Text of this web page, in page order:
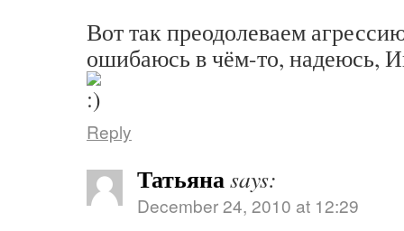
Вот так преодолеваем
ошибаюсь в чём-то, надеюсь,
Reply
Татьянаsays:
December 24, 2010 at 12:29